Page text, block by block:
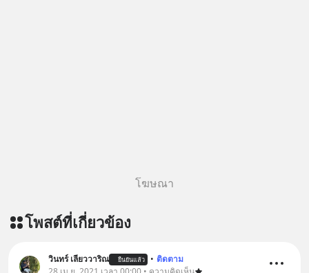
========================= 📣
เครียด หลับยาก ผมอยากแนะนำ
บรรเทาความเครียด ลดความวิตกกังวล
โฆษณา
โพสต์ที่เกี่ยวข้อง
วินทร์ เลียววาริณ ยืนยันแล้ว • ติดตาม